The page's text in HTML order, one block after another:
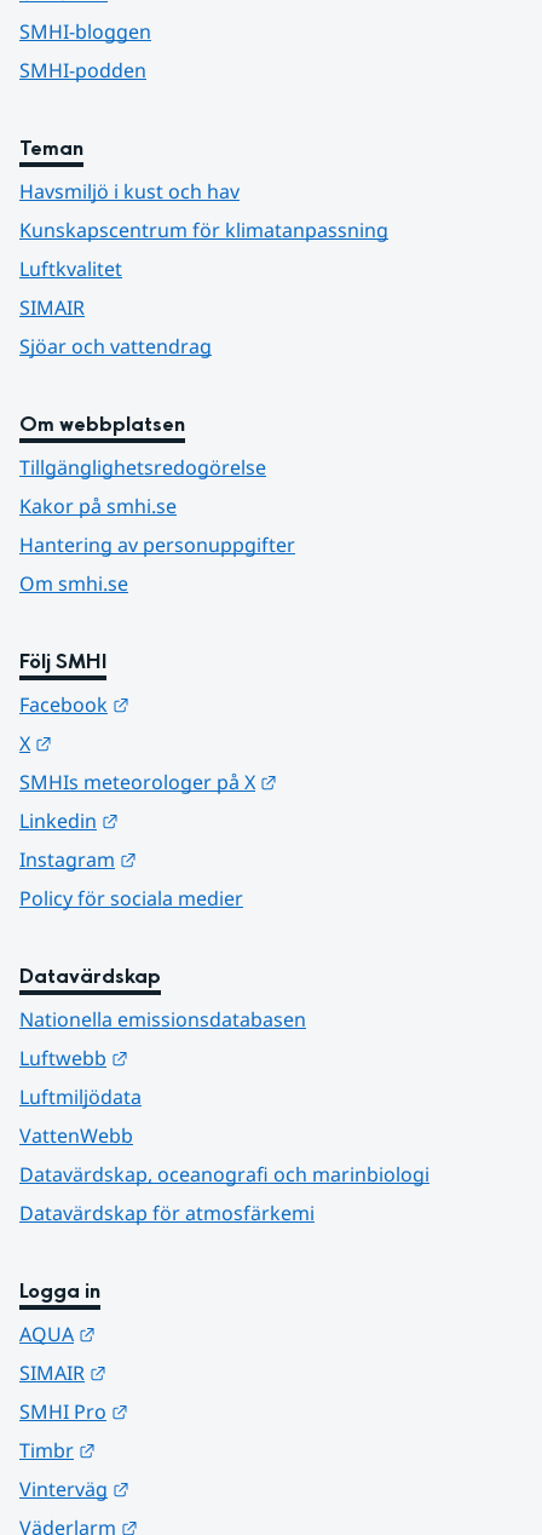
SMHI-bloggen
SMHI-podden
Teman
Havsmiljö i kust och hav
Kunskapscentrum för klimatanpassning
Luftkvalitet
SIMAIR
Sjöar och vattendrag
Om webbplatsen
Tillgänglighetsredogörelse
Kakor på smhi.se
Hantering av personuppgifter
Om smhi.se
Följ SMHI
Facebook
X
SMHIs meteorologer på X
Linkedin
Instagram
Policy för sociala medier
Datavärdskap
Nationella emissionsdatabasen
Luftwebb
Luftmiljödata
VattenWebb
Datavärdskap, oceanografi och marinbiologi
Datavärdskap för atmosfärkemi
Logga in
AQUA
SIMAIR
SMHI Pro
Timbr
Vinterväg
Väderlarm